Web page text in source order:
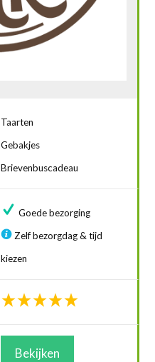
Taarten
Gebakjes
Brievenbuscadeau
Goede bezorging
Zelf bezorgdag & tijd
kiezen
Bekijken